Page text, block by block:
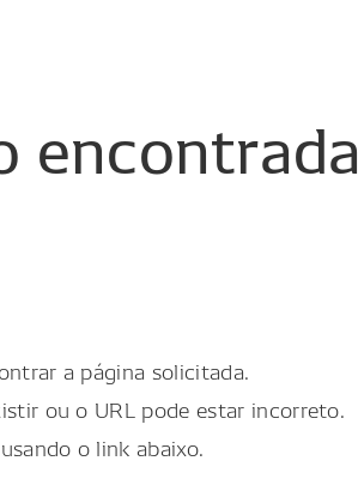
encontrada
a página solicitada.
ou o URL pode estar incorreto.
o link abaixo.